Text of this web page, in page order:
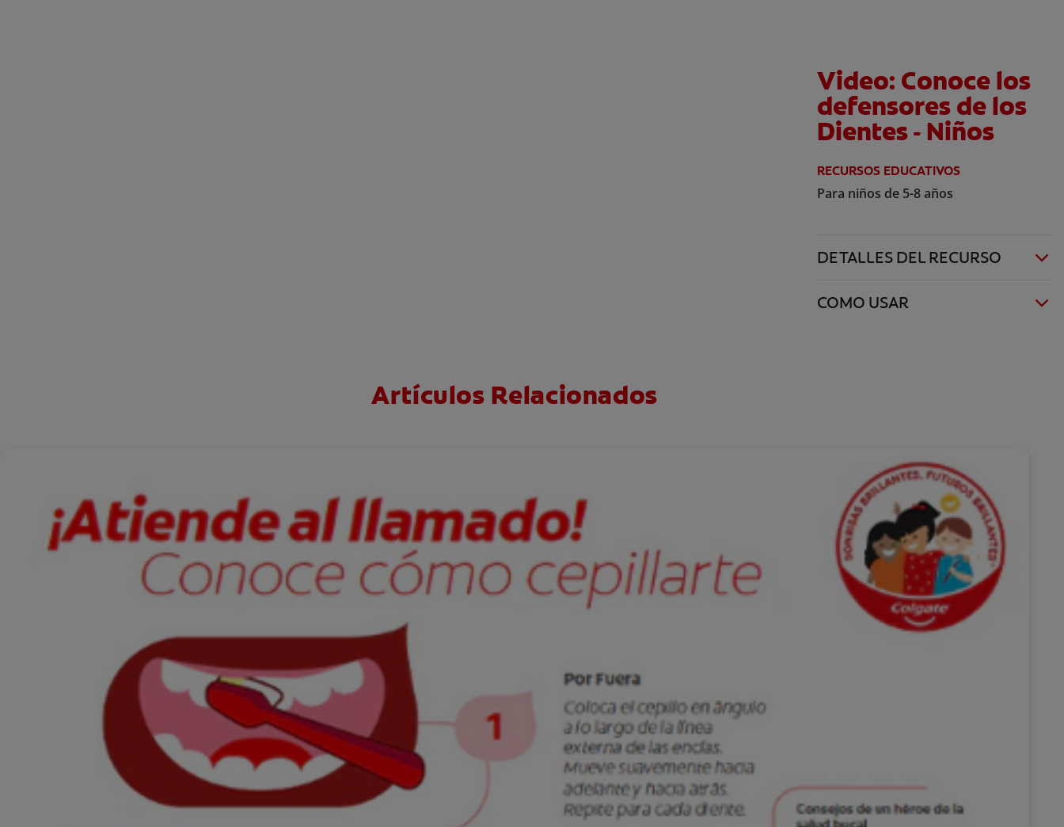
Video: Conoce los
defensores de los
Dientes - Niños
RECURSOS EDUCATIVOS
Para niños de 5-8 años
DETALLES DEL RECURSO
COMO USAR
Artículos Relacionados